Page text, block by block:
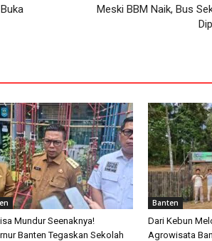
Meski BBM Naik, Bus
Mundur Seenaknya!
Banten Tegaskan Sekolah
Banten
Dari Kebun
Agrowisata